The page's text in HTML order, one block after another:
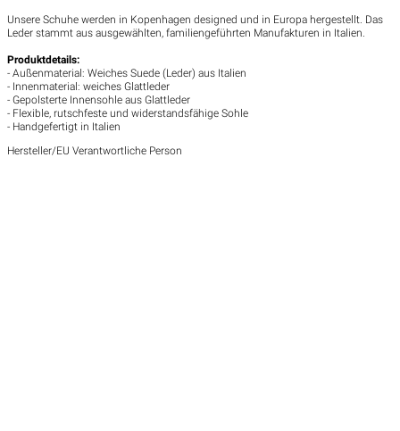
Unsere Schuhe werden in Kopenhagen designed und in Europa hergestellt. Das
Leder stammt aus ausgewählten, familiengeführten Manufakturen in Italien.
Produktdetails:
- Außenmaterial: Weiches Suede (Leder) aus Italien
- Innenmaterial: weiches Glattleder
- Gepolsterte Innensohle aus Glattleder
- Flexible, rutschfeste und widerstandsfähige Sohle
- Handgefertigt in Italien
Hersteller/EU Verantwortliche Person